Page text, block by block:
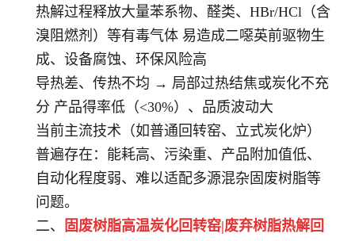
热解过程释放大量苯系物、醛类、HBr/HCl（含
溴阻燃剂）等有毒气体 易造成二噁英前驱物生
成、设备腐蚀、环保风险高
导热差、传热不均 → 局部过热结焦或炭化不充
分 产品得率低（<30%）、品质波动大
当前主流技术（如普通回转窑、立式炭化炉）
普遍存在：能耗高、污染重、产品附加值低、
自动化程度弱、难以适配多源混杂固废树脂等
问题。
二、
固废树脂高温炭化回转窑|废弃树脂热解回